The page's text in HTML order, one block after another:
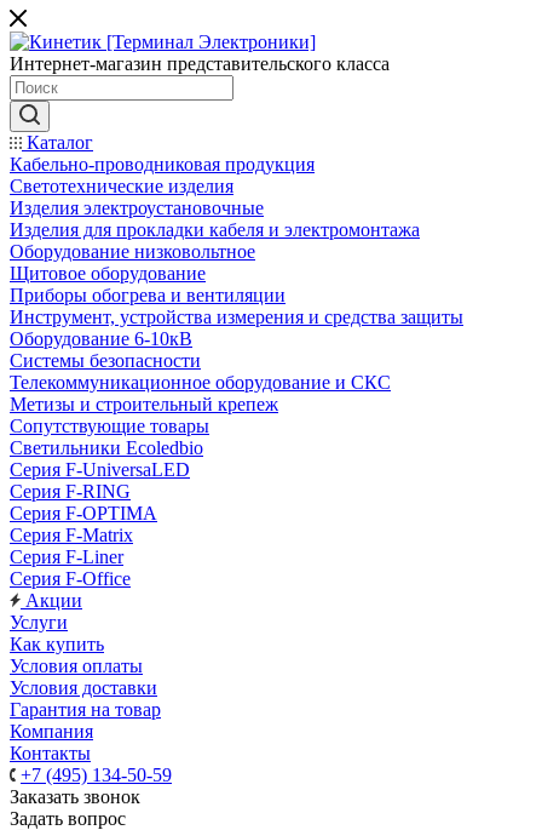
Интернет-магазин представительского класса
Каталог
Кабельно-проводниковая продукция
Светотехнические изделия
Изделия электроустановочные
Изделия для прокладки кабеля и электромонтажа
Оборудование низковольтное
Щитовое оборудование
Приборы обогрева и вентиляции
Инструмент, устройства измерения и средства защиты
Оборудование 6-10кВ
Системы безопасности
Телекоммуникационное оборудование и СКС
Метизы и строительный крепеж
Сопутствующие товары
Светильники Ecoledbio
Серия F-UniversaLED
Серия F-RING
Серия F-OPTIMA
Серия F-Matrix
Серия F-Liner
Серия F-Office
Акции
Услуги
Как купить
Условия оплаты
Условия доставки
Гарантия на товар
Компания
Контакты
+7 (495) 134-50-59
Заказать звонок
Задать вопрос